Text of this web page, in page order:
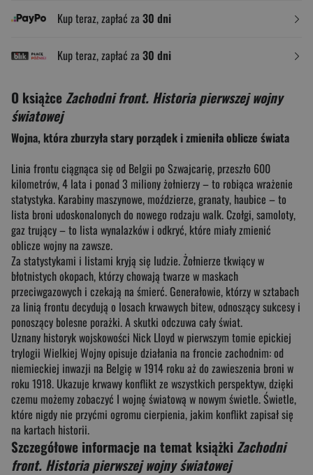
Kup teraz, zapłać za 30 dni
Kup teraz, zapłać za 30 dni
O książce Zachodni front. Historia pierwszej wojny
światowej
Wojna, która zburzyła stary porządek i zmieniła oblicze świata
Linia frontu ciągnąca się od Belgii po Szwajcarię, przeszło 600
kilometrów, 4 lata i ponad 3 miliony żołnierzy – to robiąca wrażenie
statystyka. Karabiny maszynowe, moździerze, granaty, haubice – to
lista broni udoskonalonych do nowego rodzaju walk. Czołgi, samoloty,
gaz trujący – to lista wynalazków i odkryć, które miały zmienić
oblicze wojny na zawsze.
Za statystykami i listami kryją się ludzie. Żołnierze tkwiący w
błotnistych okopach, którzy chowają twarze w maskach
przeciwgazowych i czekają na śmierć. Generałowie, którzy w sztabach
za linią frontu decydują o losach krwawych bitew, odnoszący sukcesy i
ponoszący bolesne porażki. A skutki odczuwa cały świat.
Uznany historyk wojskowości Nick Lloyd w pierwszym tomie epickiej
trylogii Wielkiej Wojny opisuje działania na froncie zachodnim: od
niemieckiej inwazji na Belgię w 1914 roku aż do zawieszenia broni w
roku 1918. Ukazuje krwawy konflikt ze wszystkich perspektyw, dzięki
czemu możemy zobaczyć I wojnę światową w nowym świetle. Świetle,
które nigdy nie przyćmi ogromu cierpienia, jakim konflikt zapisał się
na kartach historii.
Szczegółowe informacje na temat książki Zachodni
front. Historia pierwszej wojny światowej